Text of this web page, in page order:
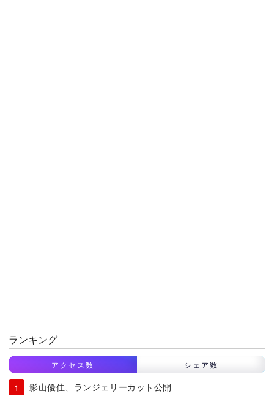
ランキング
アクセス数 シェア数
影山優佳、ランジェリーカット公開